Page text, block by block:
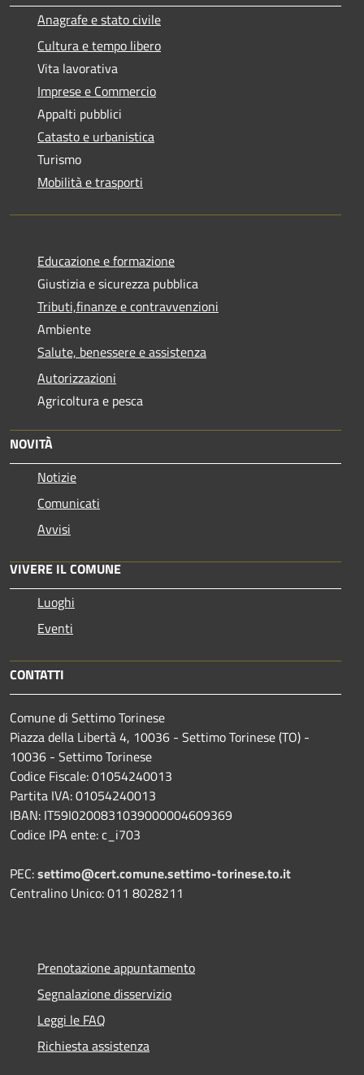
Anagrafe e stato civile
Cultura e tempo libero
Vita lavorativa
Imprese e Commercio
Appalti pubblici
Catasto e urbanistica
Turismo
Mobilità e trasporti
Educazione e formazione
Giustizia e sicurezza pubblica
Tributi,finanze e contravvenzioni
Ambiente
Salute, benessere e assistenza
Autorizzazioni
Agricoltura e pesca
NOVITÀ
Notizie
Comunicati
Avvisi
VIVERE IL COMUNE
Luoghi
Eventi
CONTATTI
Comune di Settimo Torinese
Piazza della Libertà 4, 10036 - Settimo Torinese (TO) -
10036 - Settimo Torinese
Codice Fiscale: 01054240013
Partita IVA: 01054240013
IBAN: IT59I0200831039000004609369
Codice IPA ente: c_i703
PEC:settimo@cert.comune.settimo-torinese.to.it
Centralino Unico: 011 8028211
Prenotazione appuntamento
Segnalazione disservizio
Leggi le FAQ
Richiesta assistenza